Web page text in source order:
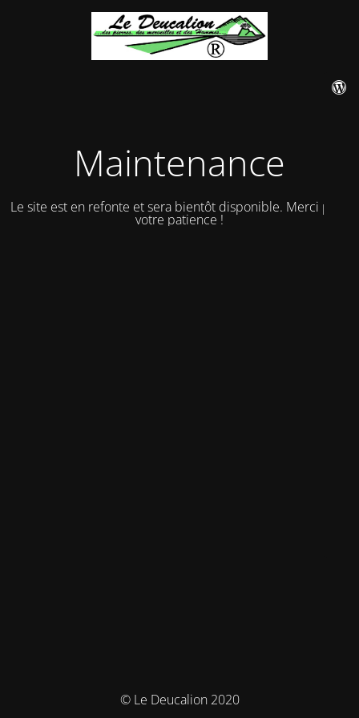
Maintenance
Le site est en refonte et sera bientôt disponible. Merci pour
votre patience !
© Le Deucalion 2020